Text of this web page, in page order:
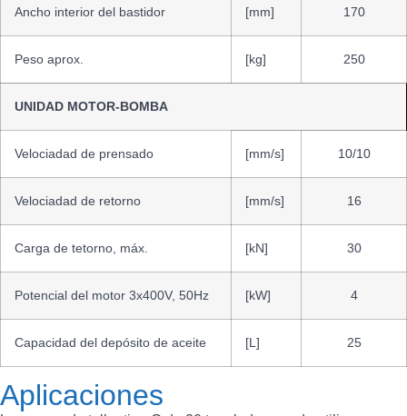
Ancho interior del bastidor [mm] 170
Peso aprox. [kg] 250
UNIDAD MOTOR-BOMBA
Velociadad de prensado [mm/s] 10/10
Velociadad de retorno [mm/s] 16
Carga de tetorno, máx. [kN] 30
Potencial del motor 3x400V, 50Hz [kW] 4
Capacidad del depósito de aceite [L] 25
Aplicaciones